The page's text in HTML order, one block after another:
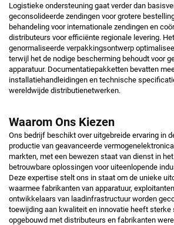
Logistieke ondersteuning gaat verder dan
geconsolideerde zendingen voor grotere
behandeling voor internationale zendingen en
distributeurs voor efficiënte regionale levering.
genormaliseerde verpakkingsontwerp
terwijl het de nodige bescherming behoudt voor
apparatuur. Documentatiepakketten bevatten
installatiehandleidingen en technische
wereldwijde distributienetwerken.
Waarom Ons Kiezen
Ons bedrijf beschikt over uitgebreide ervaring in
productie van geavanceerde
markten, met een bewezen staat van dienst in
betrouwbare oplossingen voor uiteenlopende
Deze expertise stelt ons in staat om de unieke
waarmee fabrikanten van apparatuur,
ontwikkelaars van laadinfrastructuur worden
toewijding aan kwaliteit en innovatie heeft sterke
opgebouwd met distributeurs en fabrikanten